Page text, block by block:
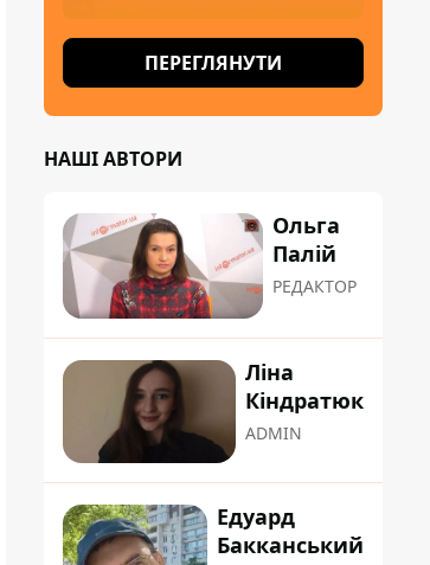
ПЕРЕГЛЯНУТИ
НАШІ АВТОРИ
Ольга
Палій
РЕДАКТОР
Ліна
Кіндратюк
ADMIN
Едуард
Бакканський